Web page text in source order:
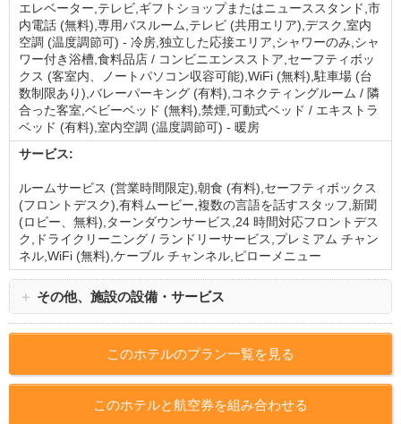
エレベーター,テレビ,ギフトショップまたはニューススタンド,市
内電話 (無料),専用バスルーム,テレビ (共用エリア),デスク,室内
空調 (温度調節可) - 冷房,独立した応接エリア,シャワーのみ,シャ
ワー付き浴槽,食料品店 / コンビニエンスストア,セーフティボッ
クス (客室内、ノートパソコン収容可能),WiFi (無料),駐車場 (台
数制限あり),バレーパーキング (有料),コネクティングルーム / 隣
合った客室,ベビーベッド (無料),禁煙,可動式ベッド / エキストラ
ベッド (有料),室内空調 (温度調節可) - 暖房
サービス:
ルームサービス (営業時間限定),朝食 (有料),セーフティボックス
(フロントデスク),有料ムービー,複数の言語を話すスタッフ,新聞
(ロビー、無料),ターンダウンサービス,24 時間対応フロントデス
ク,ドライクリーニング / ランドリーサービス,プレミアム チャン
ネル,WiFi (無料),ケーブル チャンネル,ピローメニュー
＋ その他、施設の設備・サービス
このホテルのプラン一覧を見る
このホテルと航空券を組み合わせる